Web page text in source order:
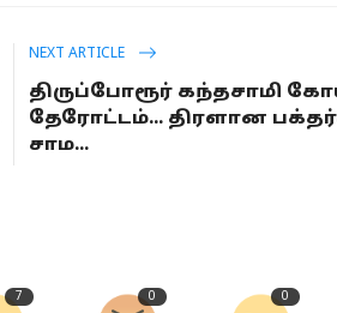
NEXT ARTICLE
திருப்போரூர் கந்தசாமி
தேரோட்டம்... திரளான
சாம...
7 0 0